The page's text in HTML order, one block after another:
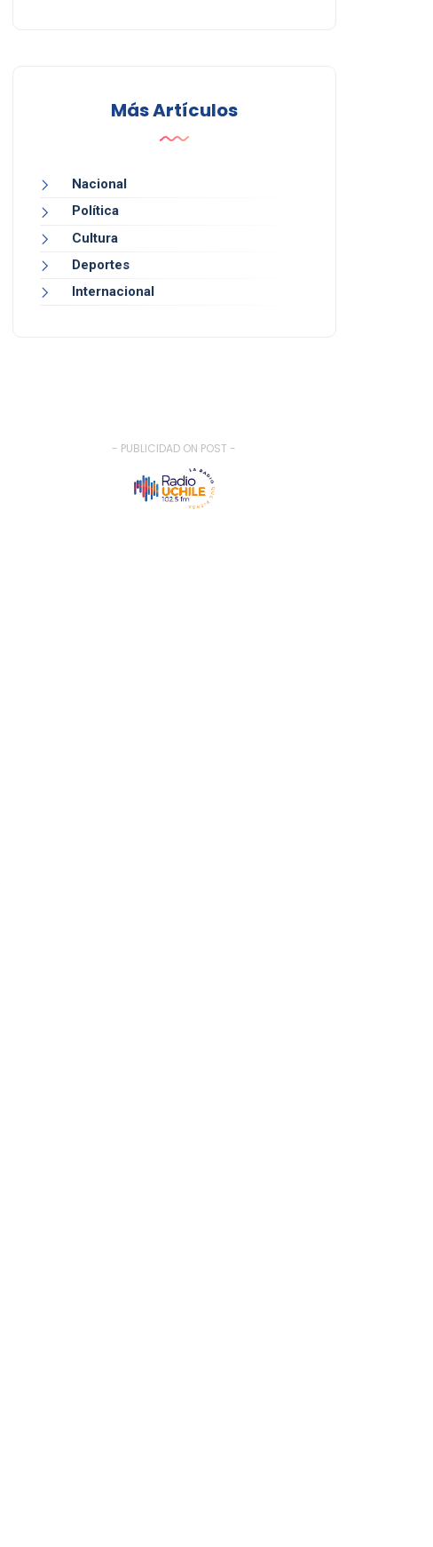
Más Artículos
Nacional
Política
Cultura
Deportes
Internacional
- PUBLICIDAD ON POST -